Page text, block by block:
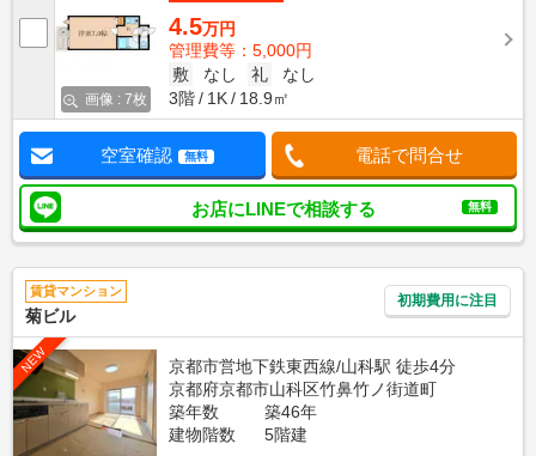
画像 : 7枚
4.5万円
管理費等：5,000円
敷
なし 礼
なし
3階
1K 18.9㎡
空室確認 無料 電話で問合せ
お店にLINEで相談する 無料
賃貸マンション
菊ビル
初期費用に注目
NEW
京都市営地下鉄東西線/山科駅 徒歩4分
京都府京都市山科区竹鼻竹ノ街道町
築年数
築46年
建物階数
5階建